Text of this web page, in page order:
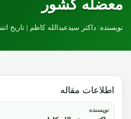
معضله کشور
نویسنده: داکتر سیدعبدالله کاظم | تاریخ
اطلاعات مقاله
نویسنده